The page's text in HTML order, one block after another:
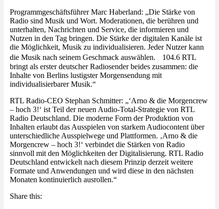
Programmgeschäftsführer Marc Haberland: „Die Stärke von
Radio sind Musik und Wort. Moderationen, die berühren und
unterhalten, Nachrichten und Service, die informieren und
Nutzen in den Tag bringen. Die Stärke der digitalen Kanäle ist
die Möglichkeit, Musik zu individualisieren. Jeder Nutzer kann
die Musik nach seinem Geschmack auswählen. 104.6 RTL
bringt als erster deutscher Radiosender beides zusammen: die
Inhalte von Berlins lustigster Morgensendung mit
individualisierbarer Musik.“
RTL Radio-CEO Stephan Schmitter: „‘Arno & die Morgencrew
– hoch 3!‘ ist Teil der neuen Audio-Total-Strategie von RTL
Radio Deutschland. Die moderne Form der Produktion von
Inhalten erlaubt das Ausspielen von starkem Audiocontent über
unterschiedliche Ausspielwege und Plattformen. ‚Arno & die
Morgencrew – hoch 3!‘ verbindet die Stärken von Radio
sinnvoll mit den Möglichkeiten der Digitalisierung. RTL Radio
Deutschland entwickelt nach diesem Prinzip derzeit weitere
Formate und Anwendungen und wird diese in den nächsten
Monaten kontinuierlich ausrollen.“
Share this: